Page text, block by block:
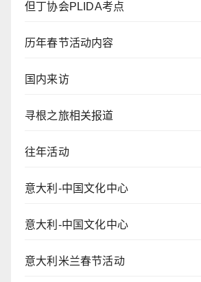
但丁协会PLIDA考点
历年春节活动内容
国内来访
寻根之旅相关报道
往年活动
意大利-中国文化中心
意大利-中国文化中心
意大利米兰春节活动